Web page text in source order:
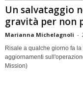
Un salvataggio
gravità per non
Marianna Michelagnoli -
Risale a qualche giorno fa
aggiornamenti
Mission)